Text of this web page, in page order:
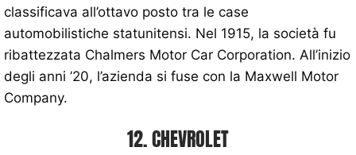
classificava all’ottavo posto tra le case
automobilistiche statunitensi. Nel 1915, la società fu
ribattezzata Chalmers Motor Car Corporation. All’inizio
degli anni ’20, l’azienda si fuse con la Maxwell Motor
Company.
12. CHEVROLET